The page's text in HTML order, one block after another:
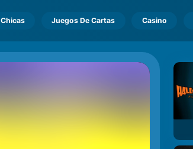
Chicas Juegos De Cartas Casino